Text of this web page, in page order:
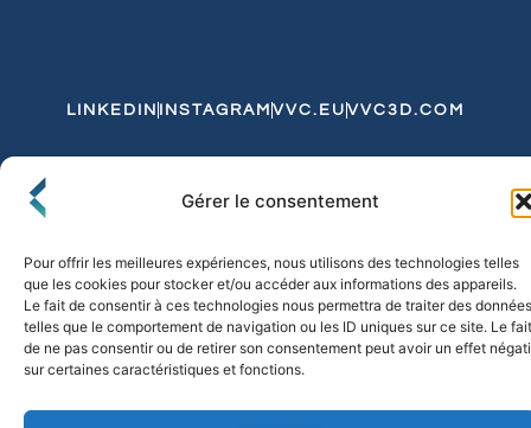
Gérer le consentement
Pour offrir les meilleures expériences, nous utilisons des technologies telles
que les cookies pour stocker et/ou accéder aux informations des appareils.
Le fait de consentir à ces technologies nous permettra de traiter des données
telles que le comportement de navigation ou les ID uniques sur ce site. Le fait
de ne pas consentir ou de retirer son consentement peut avoir un effet
sur certaines caractéristiques et fonctions.
LINKEDIN INSTAGRAM VVC.EU VVC3D.COM
Politique de Confidentialité et de CookiesExpédition et Livraison
© 2026 FLO & CO. All Rights Reserved